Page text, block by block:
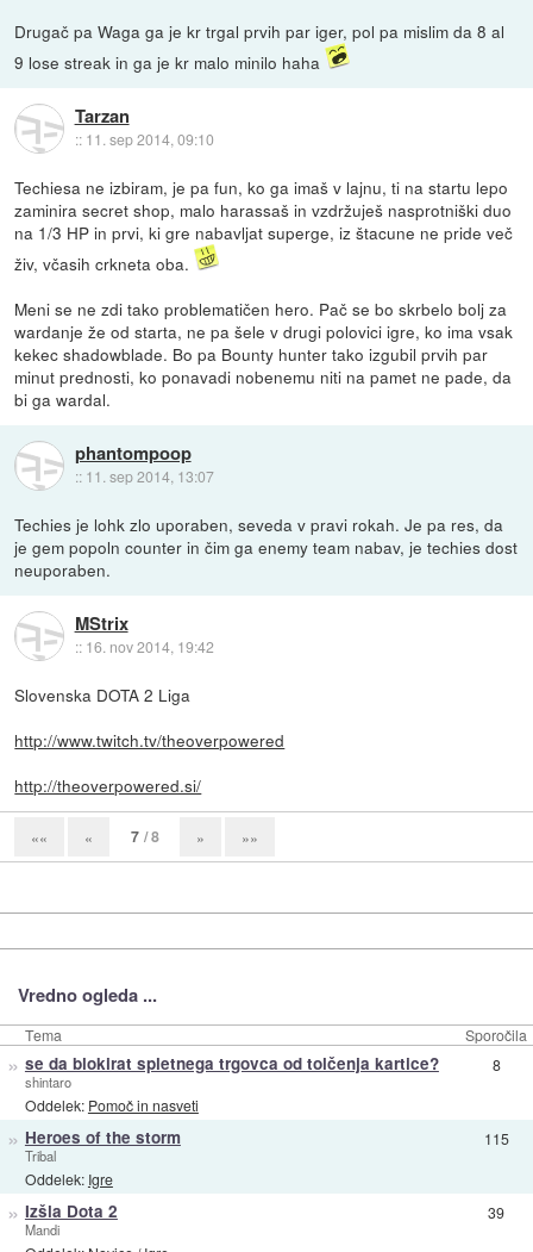
Drugač pa Waga ga je kr trgal prvih par iger, pol pa mislim da 8 al
9 lose streak in ga je kr malo minilo haha
Tarzan
:: 11. sep 2014, 09:10
Techiesa ne izbiram, je pa fun, ko ga imaš v lajnu, ti na startu lepo
zaminira secret shop, malo harassaš in vzdržuješ nasprotniški duo
na 1/3 HP in prvi, ki gre nabavljat superge, iz štacune ne pride več
živ, včasih crkneta oba.
Meni se ne zdi tako problematičen hero. Pač se bo skrbelo bolj za
wardanje že od starta, ne pa šele v drugi polovici igre, ko ima vsak
kekec shadowblade. Bo pa Bounty hunter tako izgubil prvih par
minut prednosti, ko ponavadi nobenemu niti na pamet ne pade, da
bi ga wardal.
phantompoop
:: 11. sep 2014, 13:07
Techies je lohk zlo uporaben, seveda v pravi rokah. Je pa res, da
je gem popoln counter in čim ga enemy team nabav, je techies dost
neuporaben.
MStrix
:: 16. nov 2014, 19:42
Slovenska DOTA 2 Liga
http://www.twitch.tv/theoverpowered
http://theoverpowered.si/
«« « 7 / 8 » »»
Vredno ogleda ...
Tema Sporočila
» se da blokirat spletnega trgovca od tolčenja kartice?
shintaro
Oddelek: Pomoč in nasveti
8
» Heroes of the storm
Tribal
Oddelek: Igre
115
» Izšla Dota 2
Mandi
39